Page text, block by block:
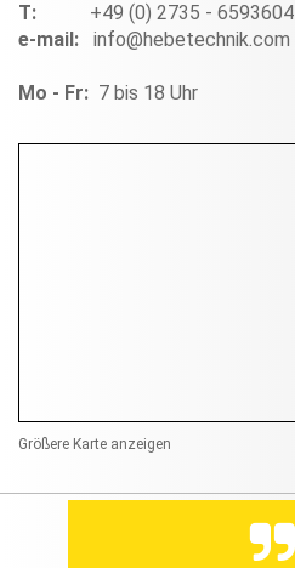
T: +49 (0) 2735 - 6593604
e-mail: info@hebetechnik.com
Mo - Fr: 7 bis 18 Uhr
Größere Karte anzeigen